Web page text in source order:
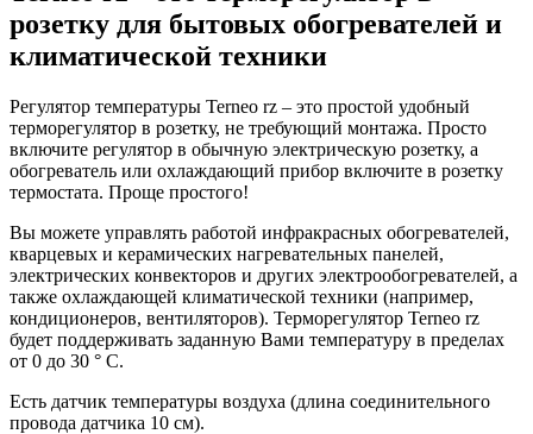
розетку для бытовых обогревателей и
климатической техники
Регулятор температуры Terneo rz – это простой удобный
терморегулятор в розетку, не требующий монтажа. Просто
включите регулятор в обычную электрическую розетку, а
обогреватель или охлаждающий прибор включите в розетку
термостата. Проще простого!
Вы можете управлять работой инфракрасных обогревателей,
кварцевых и керамических нагревательных панелей,
электрических конвекторов и других электрообогревателей, а
также охлаждающей климатической техники (например,
кондиционеров, вентиляторов). Терморегулятор Terneo rz
будет поддерживать заданную Вами температуру в пределах
от 0 до 30 ° С.
Есть датчик температуры воздуха (длина соединительного
провода датчика 10 см).